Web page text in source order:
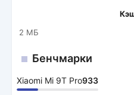
2 МБ
Бенчмарки
Xiaomi Mi 9T Pro933